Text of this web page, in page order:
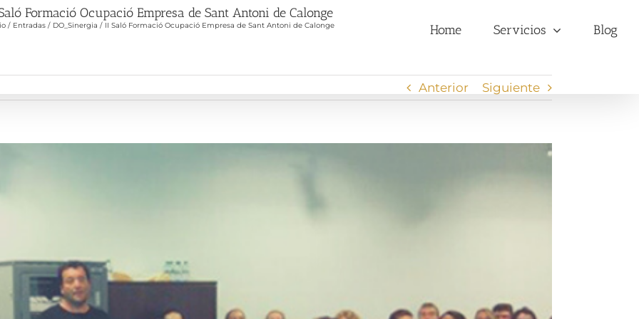
Home Servicios Blog
Formació Ocupació Empresa de Sant Antoni de Calonge
Entradas DO_Sinergia II Saló Formació Ocupació Empresa de Sant Antoni de Calonge
Anterior Siguiente